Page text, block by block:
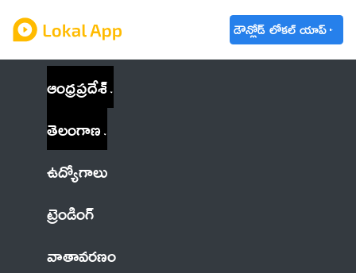
డౌన్లోడ్ లోకల్ యాప్
ఆంధ్రప్రదేశ్
తెలంగాణ
ఉద్యోగాలు
ట్రెండింగ్
వాతావరణం